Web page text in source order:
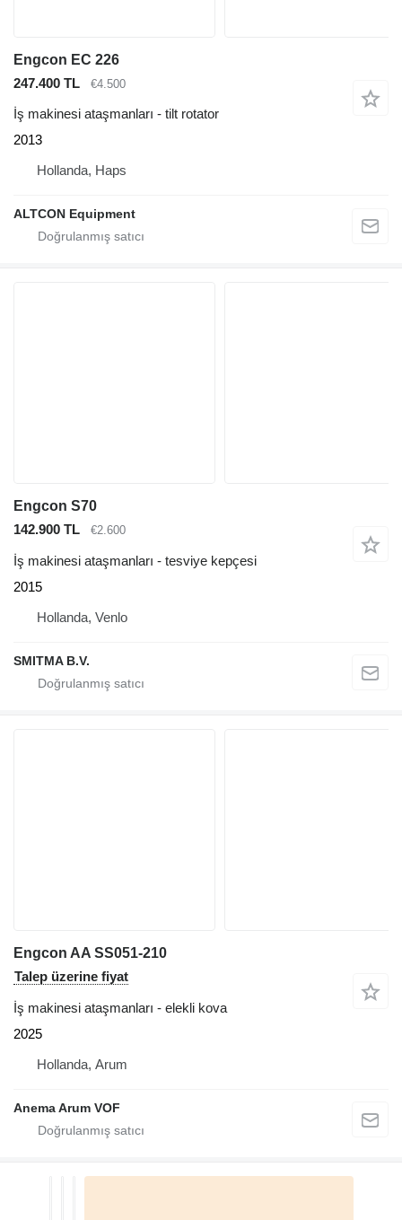
Engcon EC 226
247.400 TL
€4.500
İş makinesi ataşmanları - tilt rotator
2013
Hollanda, Haps
ALTCON Equipment
Engcon S70
142.900 TL
€2.600
İş makinesi ataşmanları - tesviye kepçesi
2015
Hollanda, Venlo
SMITMA B.V.
Engcon AA SS051-210
Talep üzerine fiyat
İş makinesi ataşmanları - elekli kova
2025
Hollanda, Arum
Anema Arum VOF